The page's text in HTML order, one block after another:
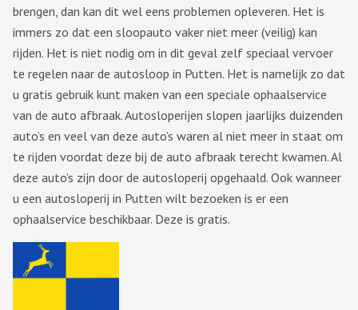
brengen, dan kan dit wel eens problemen opleveren. Het is
immers zo dat een sloopauto vaker niet meer (veilig) kan
rijden. Het is niet nodig om in dit geval zelf speciaal vervoer
te regelen naar de autosloop in Putten. Het is namelijk zo dat
u gratis gebruik kunt maken van een speciale ophaalservice
van de auto afbraak. Autosloperijen slopen jaarlijks duizenden
auto’s en veel van deze auto’s waren al niet meer in staat om
te rijden voordat deze bij de auto afbraak terecht kwamen. Al
deze auto’s zijn door de autosloperij opgehaald. Ook wanneer
u een autosloperij in Putten wilt bezoeken is er een
ophaalservice beschikbaar. Deze is gratis.